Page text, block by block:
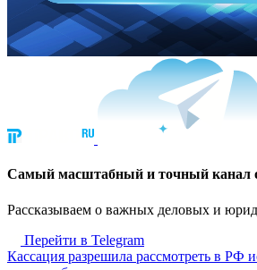
Cамый масштабный и точный канал
Рассказываем о важных деловых и
Перейти в Telegram
Кассация разрешила рассмотреть в РФ